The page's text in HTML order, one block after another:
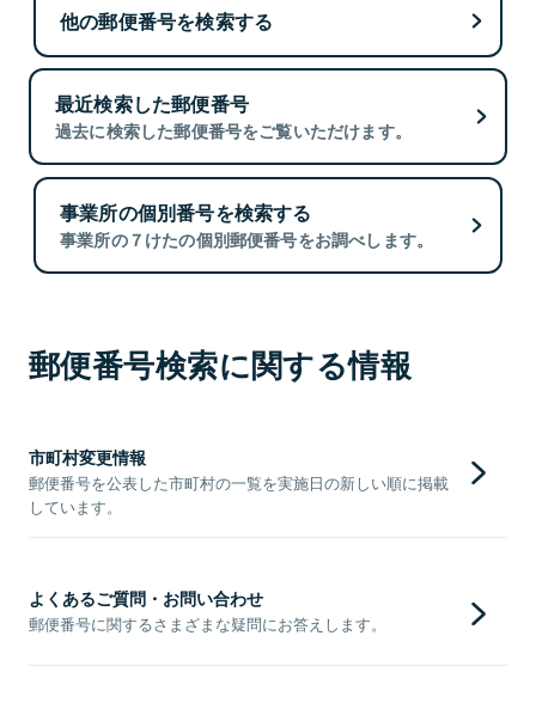
他の郵便番号を検索する
最近検索した郵便番号
過去に検索した郵便番号をご覧いただけます。
事業所の個別番号を検索する
事業所の７けたの個別郵便番号をお調べします。
郵便番号検索に関する情報
市町村変更情報
郵便番号を公表した市町村の一覧を実施日の新しい順に掲載
しています。
よくあるご質問・お問い合わせ
郵便番号に関するさまざまな疑問にお答えします。